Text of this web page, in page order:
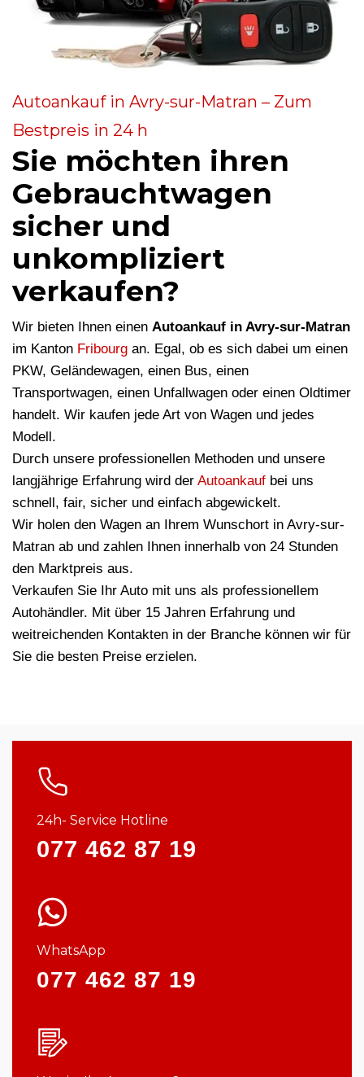
Autoankauf in Avry-sur-Matran – Zum
Bestpreis in 24 h
Sie möchten ihren
Gebrauchtwagen
sicher und
unkompliziert
verkaufen?
Wir bieten Ihnen einen Autoankauf in Avry-sur-Matran
im Kanton Fribourg an. Egal, ob es sich dabei um einen
PKW, Geländewagen, einen Bus, einen
Transportwagen, einen Unfallwagen oder einen Oldtimer
handelt. Wir kaufen jede Art von Wagen und jedes
Modell.
Durch unsere professionellen Methoden und unsere
langjährige Erfahrung wird der Autoankauf bei uns
schnell, fair, sicher und einfach abgewickelt.
Wir holen den Wagen an Ihrem Wunschort in Avry-sur-
Matran ab und zahlen Ihnen innerhalb von 24 Stunden
den Marktpreis aus.
Verkaufen Sie Ihr Auto mit uns als professionellem
Autohändler. Mit über 15 Jahren Erfahrung und
weitreichenden Kontakten in der Branche können wir für
Sie die besten Preise erzielen.
24h- Service Hotline
077 462 87 19
WhatsApp
077 462 87 19